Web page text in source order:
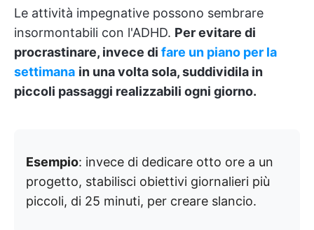
Le attività impegnative possono sembrare
insormontabili con l'ADHD. Per evitare di
procrastinare, invece di fare un piano per la
settimana in una volta sola, suddividila in
piccoli passaggi realizzabili ogni giorno.
Esempio: invece di dedicare otto ore a un
progetto, stabilisci obiettivi giornalieri più
piccoli, di 25 minuti, per creare slancio.